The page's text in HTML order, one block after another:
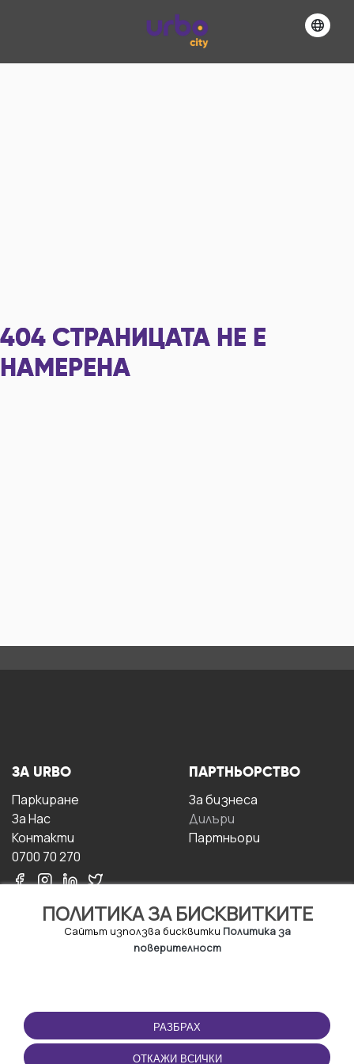
404 СТРАНИЦАТА НЕ Е
НАМЕРЕНА
ПОЛИТИКА ЗА БИСКВИТКИТЕ
Сайтът използва бисквитки Политика за
поверителност
РАЗБРАХ
ОТКАЖИ ВСИЧКИ
ЗА URBO
Паркиране
За Hас
Контакти
0700 70 270
ПАРТНЬОРСТВО
За бизнесa
Дилъри
Партньори
ПОЛЗВАНЕ
Правила и условия за
ползване
ПРИЛОЖЕНИЕТО